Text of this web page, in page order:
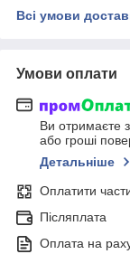
Всі умови
Умови оплати
Ви отримаєте
або гроші
Детальніше
Оплатити
Післяплата
Оплата на